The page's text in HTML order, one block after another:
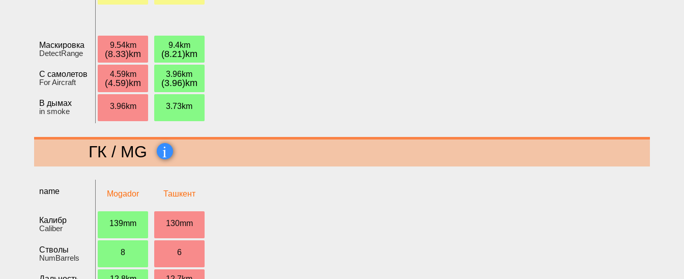
Маскировка
DetectRange
С самолетов
For Aircraft
В дымах
in smoke
9.54km
(8.33)km
4.59km
(4.59)km
3.96km
9.4km
(8.21)km
3.96km
(3.96)km
3.73km
ГК / MG i
name
Калибр
Caliber
Стволы
NumBarrels
Mogador
139mm
8
Ташкент
130mm
6